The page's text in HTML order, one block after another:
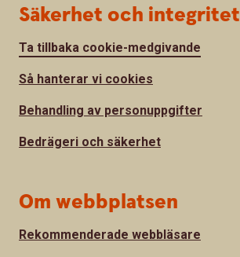
Säkerhet och integritet
Ta tillbaka cookie-medgivande
Så hanterar vi cookies
Behandling av personuppgifter
Bedrägeri och säkerhet
Om webbplatsen
Rekommenderade webbläsare